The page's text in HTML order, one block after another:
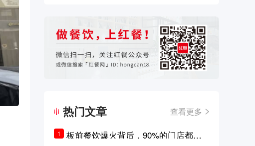
热门文章 查看更多
1
板前餐饮爆火背后，90%的门店都只